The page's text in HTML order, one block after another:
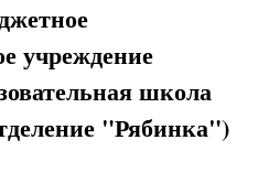
учреждение
школа
"Рябинка")